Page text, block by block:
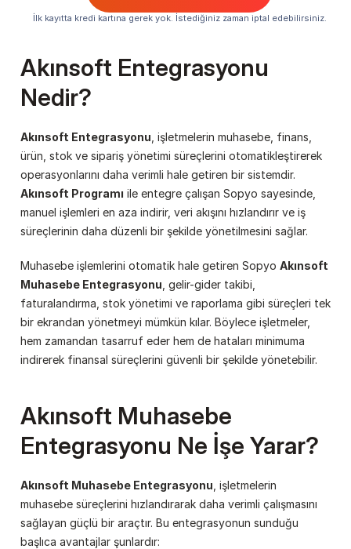
İlk kayıtta kredi kartına gerek yok. İstediğiniz zaman iptal edebilirsiniz.
Akınsoft Entegrasyonu
Nedir?
Akınsoft Entegrasyonu , işletmelerin muhasebe, finans,
ürün, stok ve sipariş yönetimi süreçlerini otomatikleştirerek
Akınsoft Programı ile entegre çalışan Sopyo sayesinde,
manuel işlemleri en aza indirir, veri akışını hızlandırır ve iş
süreçlerinin daha düzenli bir şekilde yönetilmesini sağlar.
Muhasebe işlemlerini otomatik hale getiren Sopyo Akınsoft
Muhasebe Entegrasyonu , gelir-gider takibi,
faturalandırma, stok yönetimi ve raporlama gibi süreçleri tek
bir ekrandan yönetmeyi mümkün kılar. Böylece işletmeler,
hem zamandan tasarruf eder hem de hataları minimuma
indirerek finansal süreçlerini güvenli bir şekilde yönetebilir.
Akınsoft Muhasebe
Entegrasyonu Ne İşe Yarar?
Akınsoft Muhasebe Entegrasyonu , işletmelerin
muhasebe süreçlerini hızlandırarak daha verimli çalışmasını
sağlayan güçlü bir araçtır. Bu entegrasyonun sunduğu
başlıca avantajlar şunlardır: